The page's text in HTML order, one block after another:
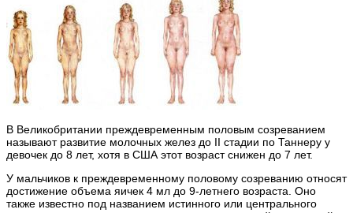
В Великобритании преждевременным половым созреванием
называют развитие молочных желез до II стадии по Таннеру у
девочек до 8 лет, хотя в США этот возраст снижен до 7 лет.
У мальчиков к преждевременному половому созреванию относят
достижение объема яичек 4 мл до 9-летнего возраста. Оно
также известно под названием истинного или центрального